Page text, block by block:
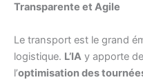
Transparente et Agile
Le transport est le grand
logistique. L’IA y apporte
l’optimisation des